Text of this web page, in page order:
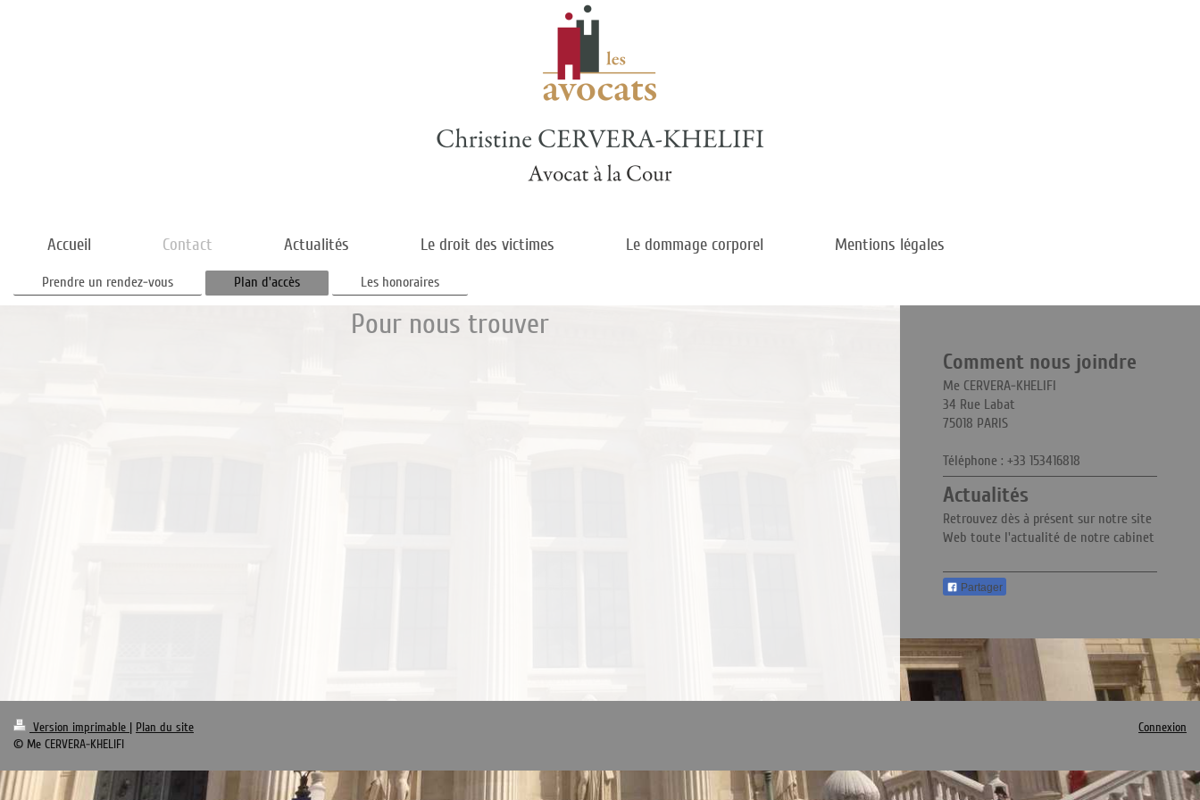
Accueil Contact Actualités Le droit des victimes Le dommage corporel Mentions légales
Prendre un rendez-vous Plan d'accès Les honoraires
Pour nous trouver
Comment nous joindre
Me CERVERA-KHELIFI
34 Rue Labat
75018 PARIS
Téléphone : +33 153416818
Actualités
Retrouvez dès à présent sur notre site
Web toute l'actualité de notre cabinet
Partager
Version imprimable | Plan du site
© Me CERVERA-KHELIFI
Connexion